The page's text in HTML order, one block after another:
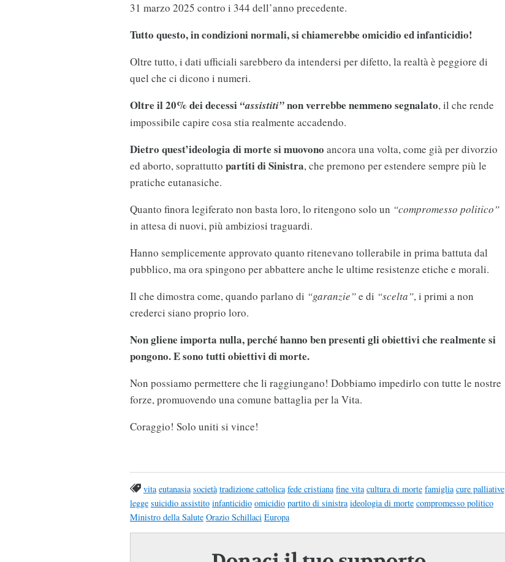
31 marzo 2025 contro i 344 dell’anno precedente.
Tutto questo, in condizioni normali, si chiamerebbe omicidio ed infanticidio!
Oltre tutto, i dati ufficiali sarebbero da intendersi per difetto, la realtà è peggiore di
quel che ci dicono i numeri.
Oltre il 20% dei decessi“assistiti”non verrebbe nemmeno segnalato, il che rende
impossibile capire cosa stia realmente accadendo.
Dietro quest’ideologia di morte si muovono ancora una volta, come già per divorzio
ed aborto, soprattutto partiti di Sinistra, che premono per estendere sempre più le
pratiche eutanasiche.
Quanto finora legiferato non basta loro, lo ritengono solo un “compromesso politico”
in attesa di nuovi, più ambiziosi traguardi.
Hanno semplicemente approvato quanto ritenevano tollerabile in prima battuta dal
pubblico, ma ora spingono per abbattere anche le ultime resistenze etiche e morali.
Il che dimostra come, quando parlano di “garanzie”e di “scelta”, i primi a non
crederci siano proprio loro.
Non gliene importa nulla, perché hanno ben presenti gli obiettivi che realmente si
pongono. E sono tutti obiettivi di morte.
Non possiamo permettere che li raggiungano! Dobbiamo impedirlo con tutte le nostre
forze, promuovendo una comune battaglia per la Vita.
Coraggio! Solo uniti si vince!
vita eutanasia società tradizione cattolica fede cristiana fine vita cultura di morte famiglia cure palliative
legge suicidio assistito infanticidio omicidio partito di sinistra ideologia di morte compromesso politico
Ministro della Salute Orazio Schillaci Europa